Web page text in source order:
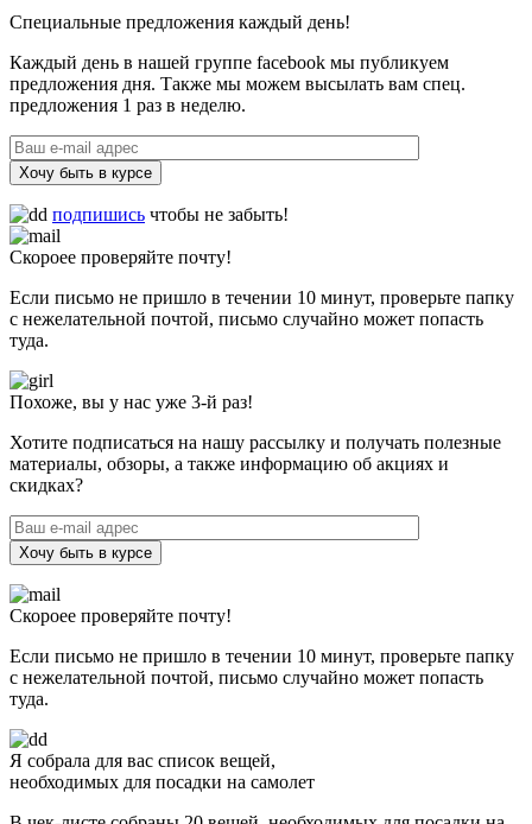
Специальные предложения каждый день!
Каждый день в нашей группе facebook мы публикуем
предложения дня. Также мы можем высылать вам спец.
предложения 1 раз в неделю.
Хочу быть в курсе
подпишись чтобы не забыть!
Скороее проверяйте почту!
Если письмо не пришло в течении 10 минут, проверьте папку
с нежелательной почтой, письмо случайно может попасть
туда.
Похоже, вы у нас уже 3-й раз!
Хотите подписаться на нашу рассылку и получать полезные
материалы, обзоры, а также информацию об акциях и
скидках?
Хочу быть в курсе
Скороее проверяйте почту!
Если письмо не пришло в течении 10 минут, проверьте папку
с нежелательной почтой, письмо случайно может попасть
туда.
Я собрала для вас список вещей,
необходимых для посадки на самолет